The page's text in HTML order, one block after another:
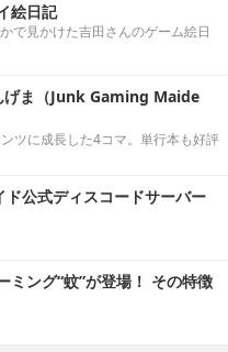
絵日記
で見かけた吉田さんのゲーム絵日
げま（Junk Gaming Maide
ツに成長した4コマ。単行本も好評
公式ディスコードサーバー
ミング“蚊”が登場！ その特徴